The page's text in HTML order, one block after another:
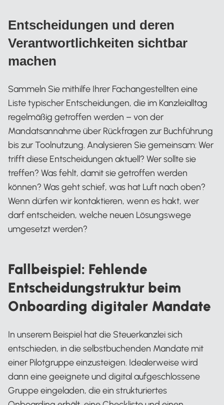
Entscheidungen und deren
Verantwortlichkeiten sichtbar
machen
Sammeln Sie mithilfe Ihrer Fachangestellten eine
Liste typischer Entscheidungen, die im Kanzleialltag
regelmäßig getroffen werden – von der
Mandatsannahme über Rückfragen zur Buchführung
bis zur Toolnutzung. Analysieren Sie gemeinsam: Wer
trifft diese Entscheidungen aktuell? Wer sollte sie
treffen? Was fehlt, damit sie getroffen werden
können? Was geht schief, was hat Luft nach oben?
Wenn dürfen wir kontaktieren, wenn es hakt, wer
darf entscheiden, welche neuen Lösungswege
umgesetzt werden?
Fallbeispiel: Fehlende
Entscheidungstruktur beim
Onboarding digitaler Mandate
In unserem Beispiel hat die Steuerkanzlei sich
entschieden, in die selbstbuchenden Mandate mit
einer Pilotgruppe einzusteigen. Idealerweise wird
dann eine geeignete und digital aufgeschlossene
Gruppe eingeladen, die ein strukturiertes